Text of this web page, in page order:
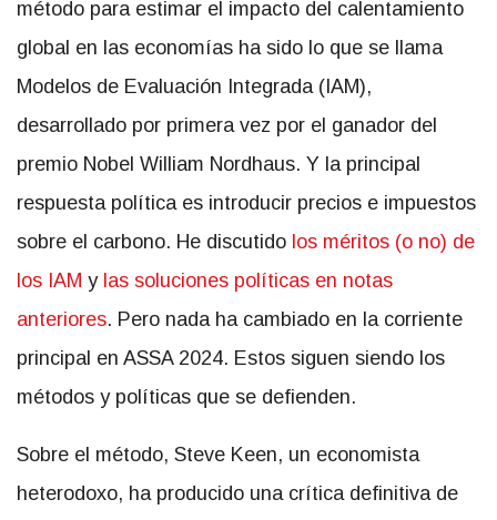
método para estimar el impacto del calentamiento
global en las economías ha sido lo que se llama
Modelos de Evaluación Integrada (IAM),
desarrollado por primera vez por el ganador del
premio Nobel William Nordhaus. Y la principal
respuesta política es introducir precios e impuestos
sobre el carbono. He discutido los méritos (o no) de
los IAM y las soluciones políticas en notas
anteriores. Pero nada ha cambiado en la corriente
principal en ASSA 2024. Estos siguen siendo los
métodos y políticas que se defienden.
Sobre el método, Steve Keen, un economista
heterodoxo, ha producido una crítica definitiva de